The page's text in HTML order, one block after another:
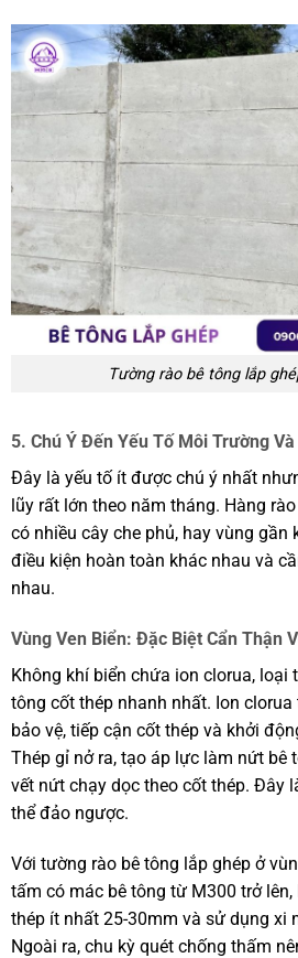
Tường rào bê tông lắp
5. Chú Ý Đến Yếu Tố Môi Trường
Đây là yếu tố ít được chú ý nhất
lũy rất lớn theo năm tháng. Hàng
có nhiều cây che phủ, hay vùng gần
điều kiện hoàn toàn khác nhau và
nhau.
Vùng Ven Biển: Đặc Biệt Cẩn Thận
Không khí biển chứa ion clorua, loại
tông cốt thép nhanh nhất. Ion
bảo vệ, tiếp cận cốt thép và khởi
Thép gỉ nở ra, tạo áp lực làm nứt bê
vết nứt chạy dọc theo cốt thép. Đây
thể đảo ngược.
Với tường rào bê tông lắp ghép ở
tấm có mác bê tông từ M300 trở
thép ít nhất 25-30mm và sử dụng xi
Ngoài ra, chu kỳ quét chống thấm